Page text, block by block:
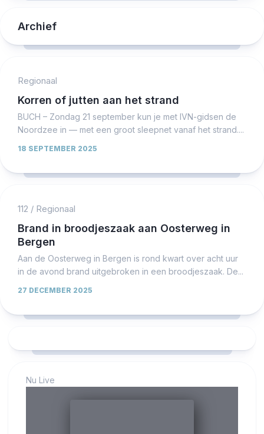
Archief
Regionaal
Korren of jutten aan het strand
BUCH – Zondag 21 september kun je met IVN-gidsen de
Noordzee in — met een groot sleepnet vanaf het strand....
18 SEPTEMBER 2025
112 / Regionaal
Brand in broodjeszaak aan Oosterweg in
Bergen
Aan de Oosterweg in Bergen is rond kwart over acht uur
in de avond brand uitgebroken in een broodjeszaak. De...
27 DECEMBER 2025
Nu Live